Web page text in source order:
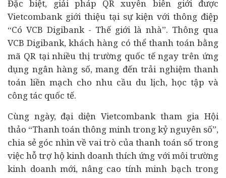
Đặc biệt, giải pháp QR xuyên biên giới được
Vietcombank giới thiệu tại sự kiện với thông điệp
“Có VCB Digibank - Thế giới là nhà”. Thông qua
VCB Digibank, khách hàng có thể thanh toán bằng
mã QR tại nhiều thị trường quốc tế ngay trên ứng
dụng ngân hàng số, mang đến trải nghiệm thanh
toán liền mạch cho nhu cầu du lịch, học tập và
công tác quốc tế.
Cùng ngày, đại diện Vietcombank tham gia Hội
thảo “Thanh toán thông minh trong kỷ nguyên số”,
chia sẻ góc nhìn về vai trò của thanh toán số trong
việc hỗ trợ hộ kinh doanh thích ứng với môi trường
kinh doanh mới, nâng cao tính minh bạch trong